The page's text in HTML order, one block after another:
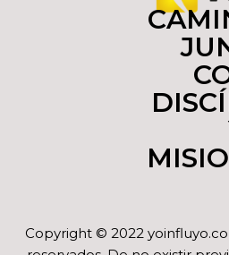
Copyright © 2022